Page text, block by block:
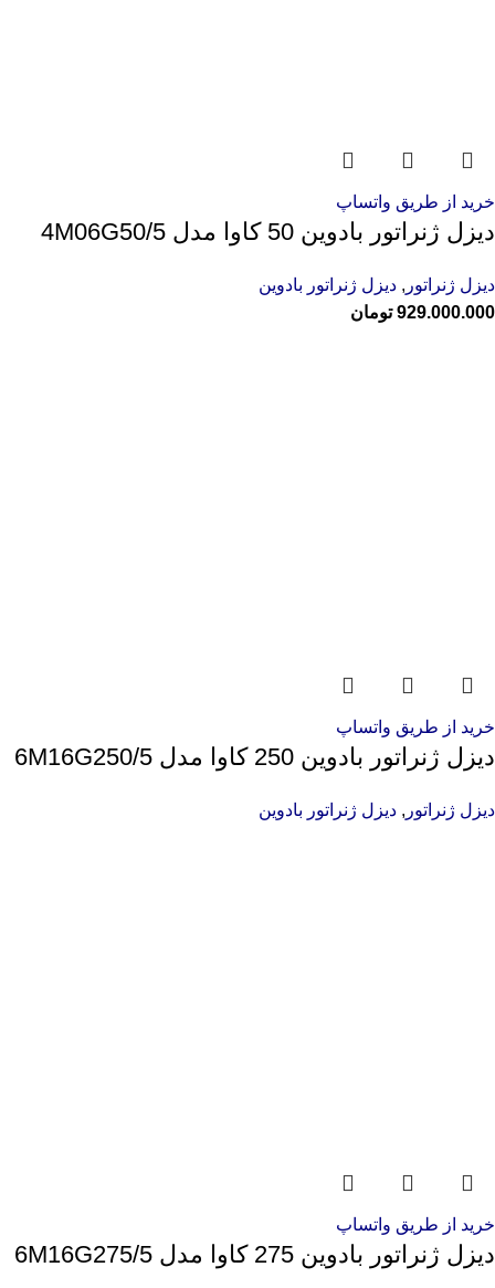
خرید از طریق واتساپ
دیزل ژنراتور بادوین 50 کاوا مدل 4M06G50/5
دیزل ژنراتور , دیزل ژنراتور بادوین
929.000.000 تومان
خرید از طریق واتساپ
دیزل ژنراتور بادوین 250 کاوا مدل 6M16G250/5
دیزل ژنراتور , دیزل ژنراتور بادوین
خرید از طریق واتساپ
دیزل ژنراتور بادوین 275 کاوا مدل 6M16G275/5